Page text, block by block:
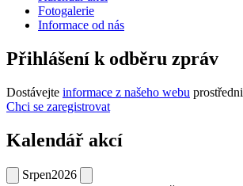
Fotogalerie
Informace od nás
Přihlášení k odběru zpráv
Dostávejte informace z našeho webu
Chci se zaregistrovat
Kalendář akcí
Srpen2026